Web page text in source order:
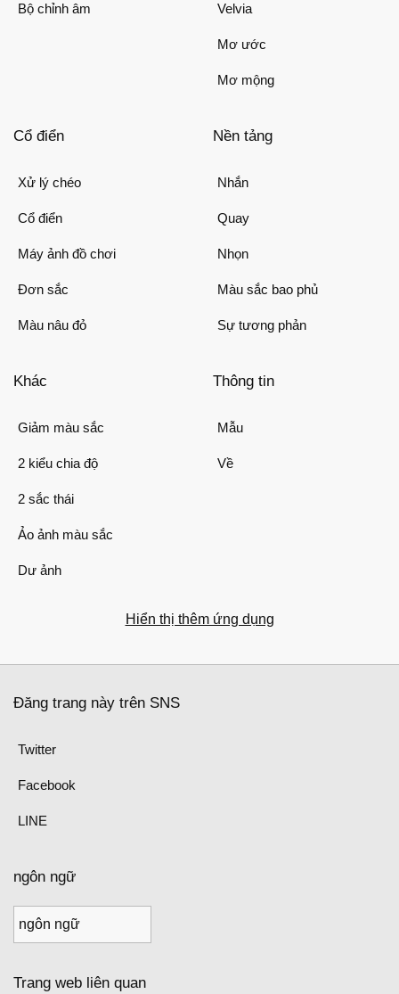
Bộ chỉnh âm Velvia
Mơ ước
Mơ mộng
Cổ điển
Xử lý chéo
Cổ điển
Máy ảnh đồ chơi
Đơn sắc
Màu nâu đỏ
Nền tảng
Nhắn
Quay
Nhọn
Màu sắc bao phủ
Sự tương phản
Khác
Giảm màu sắc
2 kiểu chia độ
2 sắc thái
Ảo ảnh màu sắc
Dư ảnh
Thông tin
Mẫu
Về
Hiển thị thêm ứng dụng
Đăng trang này trên SNS
Twitter
Facebook
LINE
ngôn ngữ
Trang web liên quan